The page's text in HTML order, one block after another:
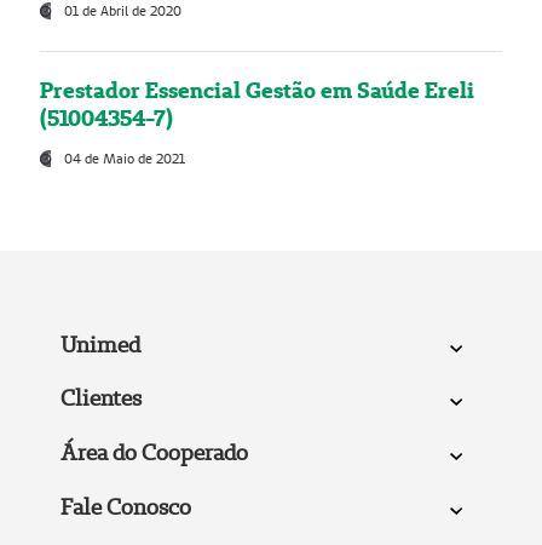
01 de Abril de 2020
Prestador Essencial Gestão em Saúde Ereli
(51004354-7)
04 de Maio de 2021
Unimed
Clientes
Área do Cooperado
Fale Conosco